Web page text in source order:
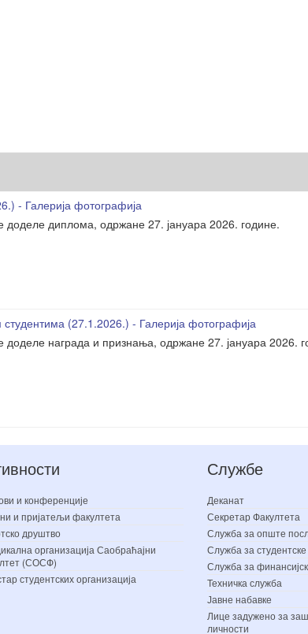
- Галерија фотографија
доделе диплома, одржане 27. јануара 2026. године.
(27.1.2026.) - Галерија фотографија
доделе награда и признања, одржане 27. јануара 2026.
и конференције
и пријатељи факултета
друштво
организација Саобраћајни
(СОСФ)
студентских организација
Службе
Деканат
Секретар Факултета
Служба за опште
Служба за
Служба за
Техничка служба
Јавне набавке
Лице задужено за
личности